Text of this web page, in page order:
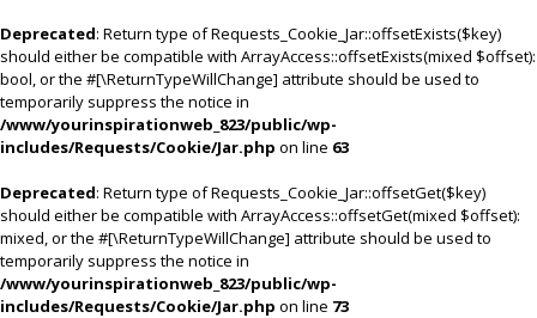
Deprecated: Return type of Requests_Cookie_Jar::offsetExists($key)
should either be compatible with ArrayAccess::offsetExists(mixed $offset):
bool, or the #[\ReturnTypeWillChange] attribute should be used to
temporarily suppress the notice in
/www/yourinspirationweb_823/public/wp-
includes/Requests/Cookie/Jar.php on line 63
Deprecated: Return type of Requests_Cookie_Jar::offsetGet($key)
should either be compatible with ArrayAccess::offsetGet(mixed $offset):
mixed, or the #[\ReturnTypeWillChange] attribute should be used to
temporarily suppress the notice in
/www/yourinspirationweb_823/public/wp-
includes/Requests/Cookie/Jar.php on line 73